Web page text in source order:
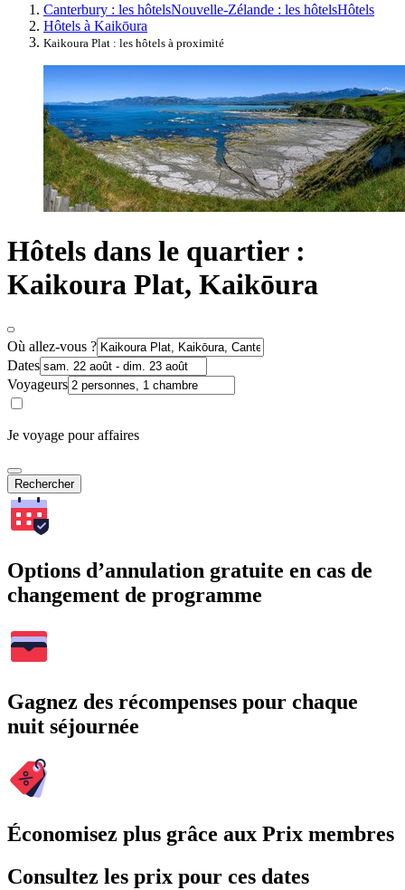
Canterbury : les hôtelsNouvelle-Zélande : les hôtelsHôtels
Hôtels à Kaikōura
Kaikoura Plat : les hôtels à proximité
Hôtels dans le quartier :
Kaikoura Plat, Kaikōura
Où allez-vous ?
Dates
Voyageurs
Je voyage pour affaires
Rechercher
Options d’annulation gratuite en cas de
changement de programme
Gagnez des récompenses pour chaque
nuit séjournée
Économisez plus grâce aux Prix membres
Consultez les prix pour ces dates